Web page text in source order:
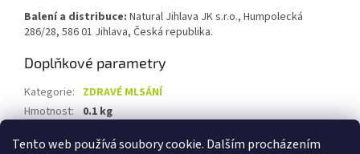
Tento web používá soubory cookie. Dalším procházením
Balení a distribuce: Natural Jihlava JK s.r.o., Humpolecká
286/28, 586 01 Jihlava, Česká republika.
Doplňkové parametry
Kategorie: ZDRAVÉ MLSÁNÍ
Hmotnost: 0.1 kg